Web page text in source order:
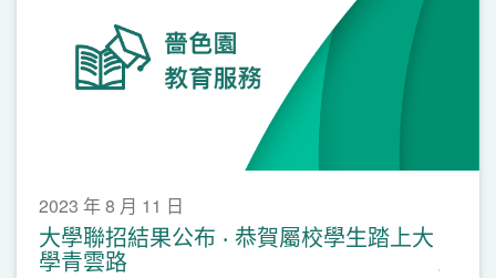
2023 年 8 月 11 日
大學聯招結果公布 ‧ 恭賀屬校學生踏上大
學青雲路